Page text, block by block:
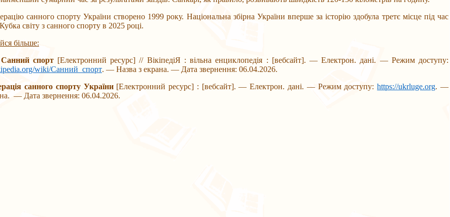
спорту України створено 1999 року. Національна збірна України вперше за історію здобула третє місце під час
світу з санного спорту в 2025 році.
більше:
Санний спорт[Електронний ресурс] // ВікіпедіЯ : вільна енциклопедія : [вебсайт]. — Електрон. дані. — Режим доступу:
wiki/Санний_спорт. — Назва з екрана. — Дата звернення: 06.04.2026.
санного спорту України[Електронний ресурс] : [вебсайт]. — Електрон. дані. — Режим доступу:https://ukrluge.org. —
— Дата звернення: 06.04.2026.